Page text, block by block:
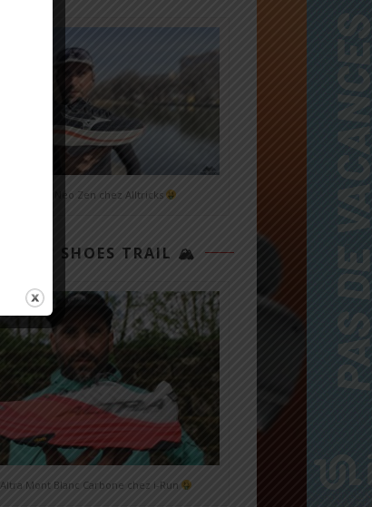
Mizuno Neo Zen chez Alltricks
TOP 3 SHOES TRAIL 🏔
Altra Mont Blanc Carbone chez i-Run